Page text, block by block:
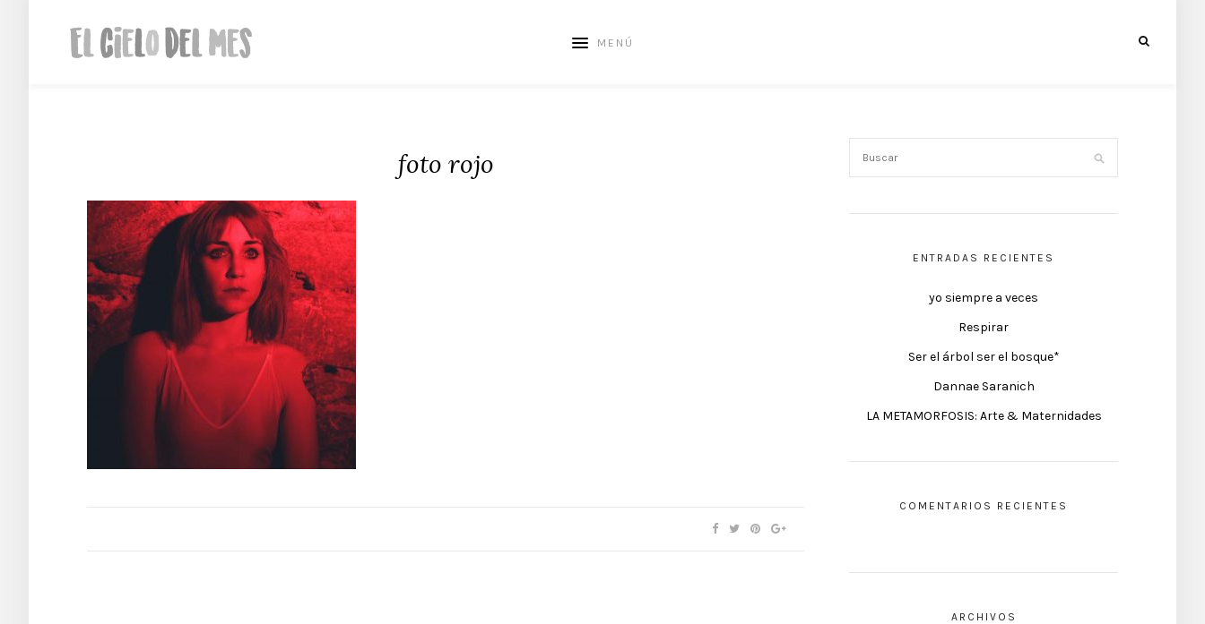
MENÚ
foto rojo
ENTRADAS RECIENTES
yo siempre a veces
Respirar
Ser el árbol ser el bosque*
Dannae Saranich
LA METAMORFOSIS: Arte & Maternidades
COMENTARIOS RECIENTES
ARCHIVOS